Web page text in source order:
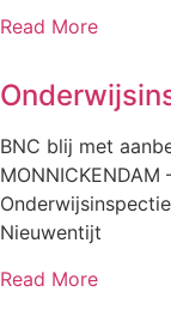
Read More
BNC blij met
Nieuwentijt
Read More